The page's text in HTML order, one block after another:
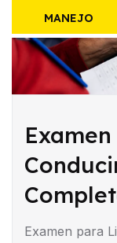
MANEJO
Examen para